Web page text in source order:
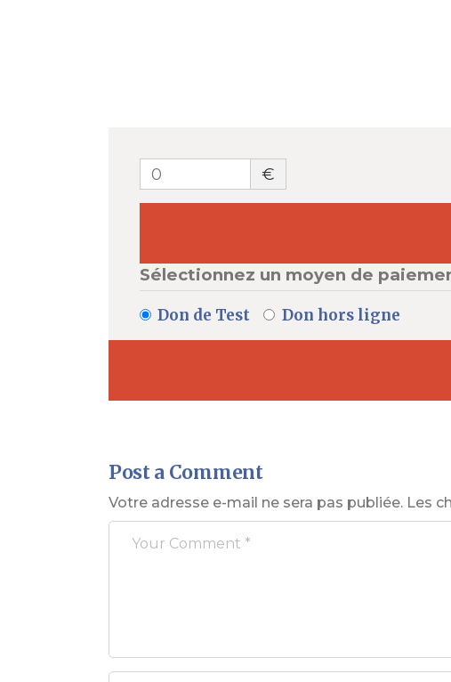
0 €
Sélectionnez un moyen de
Don de Test Don hors ligne
Post a Comment
Votre adresse e-mail ne sera pas publiée. Les